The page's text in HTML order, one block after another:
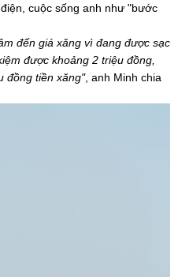
cuộc sống anh như "bước
đến giá xăng vì đang được sạc
được khoảng 2 triệu đồng,
đồng tiền xăng", anh Minh chia